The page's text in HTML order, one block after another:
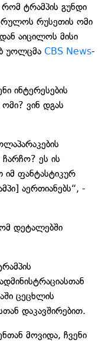
რომ ტრამპის გუნდი
რუსეთის ომი
აიცილოს მისი
უოლცმა CBS News-
ინტერესების
ვინ დგას
ჩარჩო? ეს ის
იმ ფანტასტიკურ
აერთიანებს“, -
დეტალებში
ცეცხლის
დაკავშირებით.
მოვიდა, ჩვენი